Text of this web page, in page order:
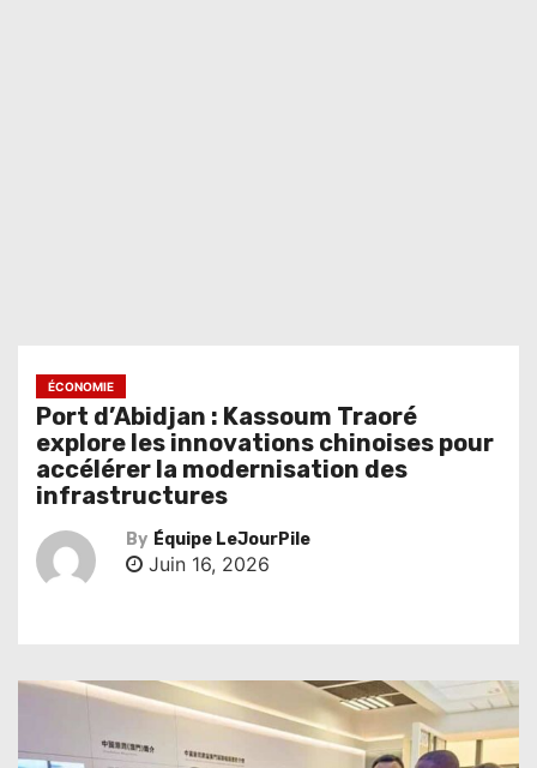
ÉCONOMIE
Port d’Abidjan : Kassoum Traoré
explore les innovations chinoises pour
accélérer la modernisation des
infrastructures
By Équipe LeJourPile
Juin 16, 2026